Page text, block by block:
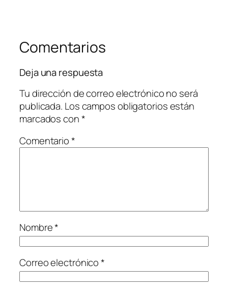
Comentarios
Deja una respuesta
Tu dirección de correo electrónico no será
publicada. Los campos obligatorios están
marcados con*
Comentario*
Nombre*
Correo electrónico*